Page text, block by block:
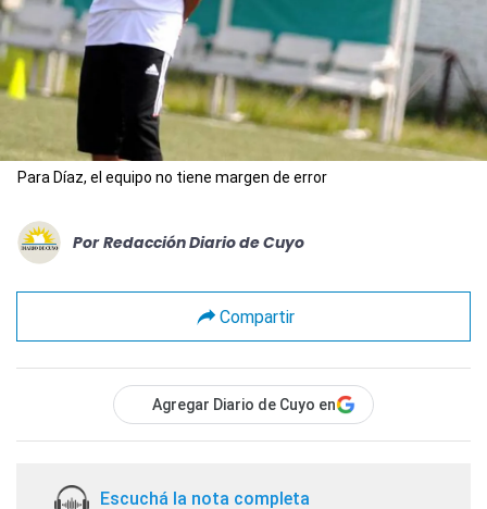
Para Díaz, el equipo no tiene margen de error
Por Redacción Diario de Cuyo
Compartir
Agregar Diario de Cuyo en
Escuchá la nota completa